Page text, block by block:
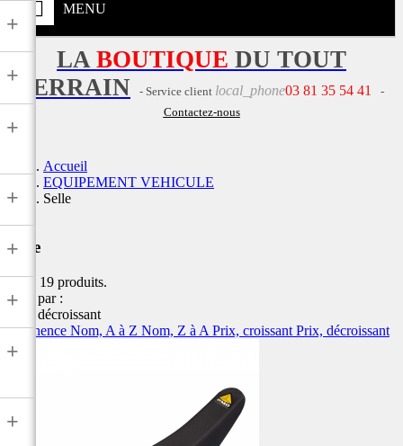
MENU
+
+
+
+
+
+
+
+
LA BOUTIQUE DU TOUT
TERRAIN
- Service client local_phone03 81 35 54 41
-
Contactez-nous
Accueil
EQUIPEMENT VEHICULE
Selle
Selle
Il y a 19 produits.
Trier par :
Prix, décroissant
Pertinence Nom, A à Z Nom, Z à A Prix, croissant Prix, décroissant